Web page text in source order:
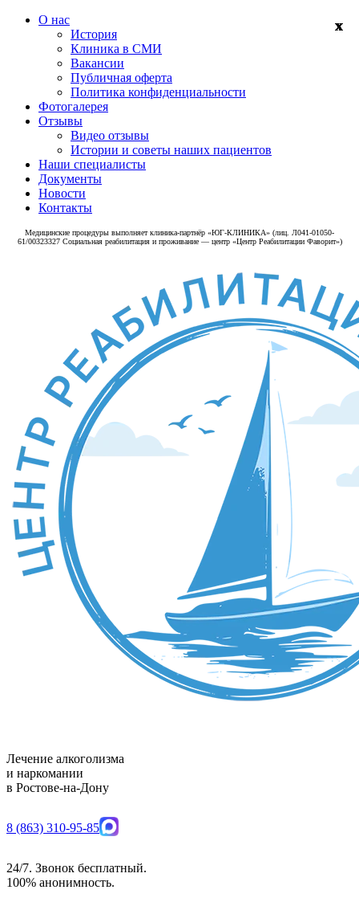
О нас
История
Клиника в СМИ
Вакансии
Публичная оферта
Политика конфиденциальности
Фотогалерея
Отзывы
Видео отзывы
Истории и советы наших пациентов
Наши специалисты
Документы
Новости
Контакты
Медицинские процедуры выполняет клиника‑партнёр «ЮГ-КЛИНИКА» (лиц. Л041-01050-
61/00323327 Социальная реабилитация и проживание — центр «Центр Реабилитации Фаворит»)
Лечение алкоголизма
и наркомании
в Ростове-на-Дону
8 (863) 310-95-85
24/7. Звонок бесплатный.
100% анонимность.